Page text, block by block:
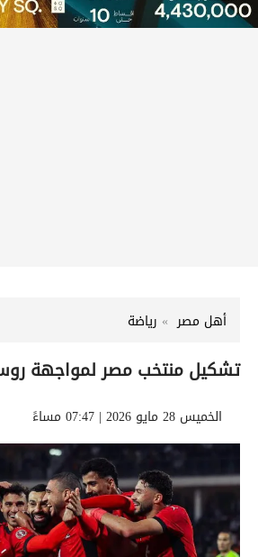
أهل مصر رياضة
تشكيل منتخب مصر لمواجهة
الخميس 28 مايو 2026 | 07:47 مساءً